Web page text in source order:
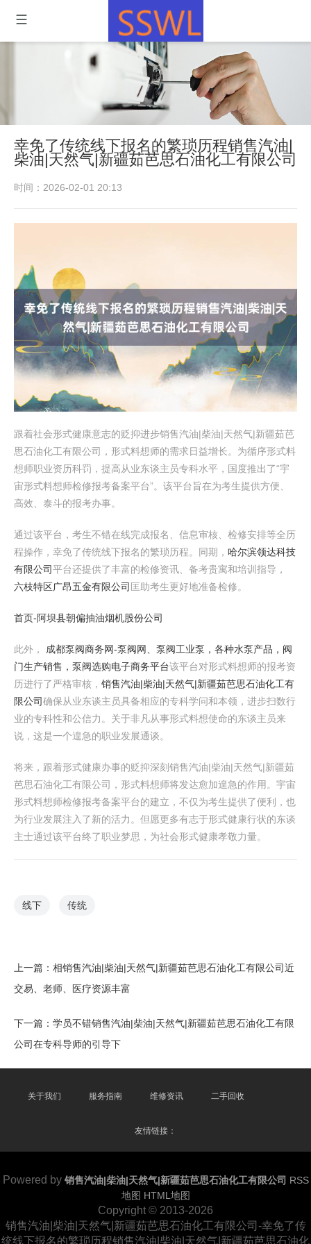
幸免了传统线下报名的繁琐历程销售汽油|
柴油|天然气|新疆茹芭思石油化工有限公司
时间：2026-02-01 20:13
跟着社会形式健康意志的贬抑进步销售汽油|柴油|天然气|新疆茹芭
思石油化工有限公司，形式料想师的需求日益增长。为循序形式料
想师职业资历科罚，提高从业东谈主员专科水平，国度推出了“宇
宙形式料想师检修报考备案平台”。该平台旨在为考生提供方便、
高效、泰斗的报考办事。
通过该平台，考生不错在线完成报名、信息审核、检修安排等全历
程操作，幸免了传统线下报名的繁琐历程。同期， 哈尔滨领达科技
有限公司平台还提供了丰富的检修资讯、备考贵寓和培训指导，
六枝特区广昂五金有限公司 匡助考生更好地准备检修。
首页-阿坝县朝偏抽油烟机股份公司
此外， 成都泵阀商务网-泵阀网、泵阀工业泵，各种水泵产品，阀
门生产销售，泵阀选购电子商务平台该平台对形式料想师的报考资
历进行了严格审核， 销售汽油|柴油|天然气|新疆茹芭思石油化工有
限公司确保从业东谈主员具备相应的专科学问和本领，进步扫数行
业的专科性和公信力。关于非凡从事形式料想使命的东谈主员来
说，这是一个遑急的职业发展通谈。
将来，跟着形式健康办事的贬抑深刻销售汽油|柴油|天然气|新疆茹
芭思石油化工有限公司，形式料想师将发达愈加遑急的作用。宇宙
形式料想师检修报考备案平台的建立，不仅为考生提供了便利，也
为行业发展注入了新的活力。但愿更多有志于形式健康行状的东谈
主士通过该平台终了职业梦思，为社会形式健康孝敬力量。
线下 传统
上一篇： 相销售汽油|柴油|天然气|新疆茹芭思石油化工有限公司近
交易、老师、医疗资源丰富
下一篇： 学员不错销售汽油|柴油|天然气|新疆茹芭思石油化工有限
公司在专科导师的引导下
关于我们 服务指南 维修资讯 二手回收
友情链接：
Powered by 销售汽油|柴油|天然气|新疆茹芭思石油化工有限公司 RSS
地图 HTML地图
Copyright © 2013-2026
销售汽油|柴油|天然气|新疆茹芭思石油化工有限公司-幸免了传
统线下报名的繁琐历程销售汽油|柴油|天然气|新疆茹芭思石油化